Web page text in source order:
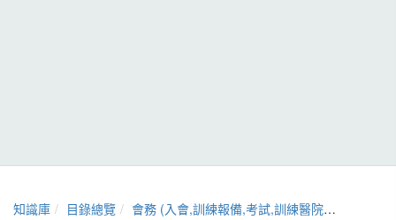
知識庫 目錄總覽
會務 (入會,訓練報備,考試,訓練醫院,章程,證書展延)